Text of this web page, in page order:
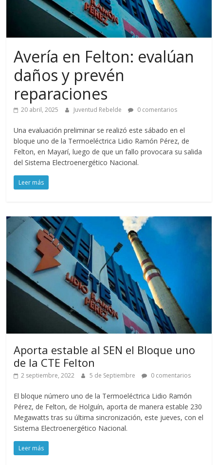
Avería en Felton: evalúan
daños y prevén
reparaciones
20 abril, 2025 Juventud Rebelde 0 comentarios
Una evaluación preliminar se realizó este sábado en el
bloque uno de la Termoeléctrica Lidio Ramón Pérez, de
Felton, en Mayarí, luego de que un fallo provocara su salida
del Sistema Electroenergético Nacional.
Leer más
Aporta estable al SEN el Bloque uno
de la CTE Felton
2 septiembre, 2022 5 de Septiembre 0 comentarios
El bloque número uno de la Termoeléctrica Lidio Ramón
Pérez, de Felton, de Holguín, aporta de manera estable 230
Megawatts tras su última sincronización, este jueves, con el
Sistema Electroenergético Nacional.
Leer más